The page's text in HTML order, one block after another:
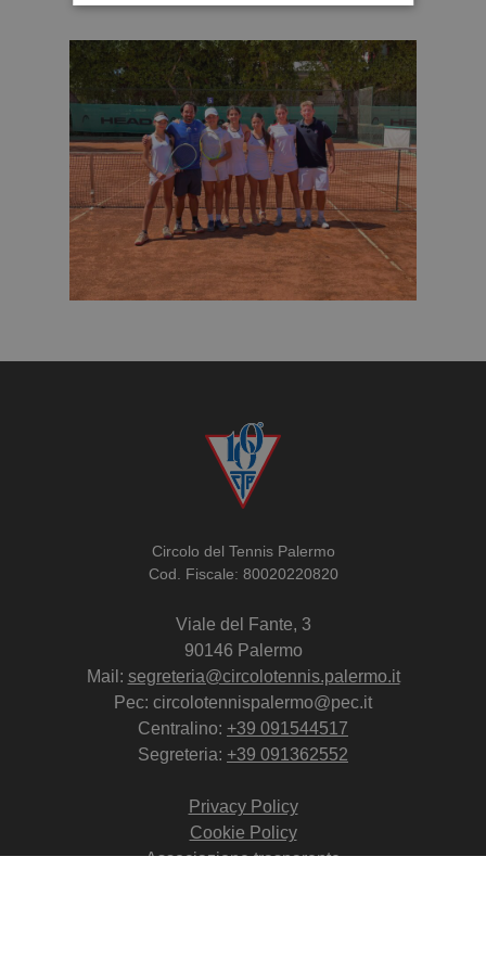
Circolo del Tennis Palermo
Cod. Fiscale: 80020220820
Viale del Fante, 3
90146 Palermo
Mail: segreteria@circolotennis.palermo.it
Pec: circolotennispalermo@pec.it
Centralino: +39 091544517
Segreteria: +39 091362552
Privacy Policy
Cookie Policy
Associazione trasparente